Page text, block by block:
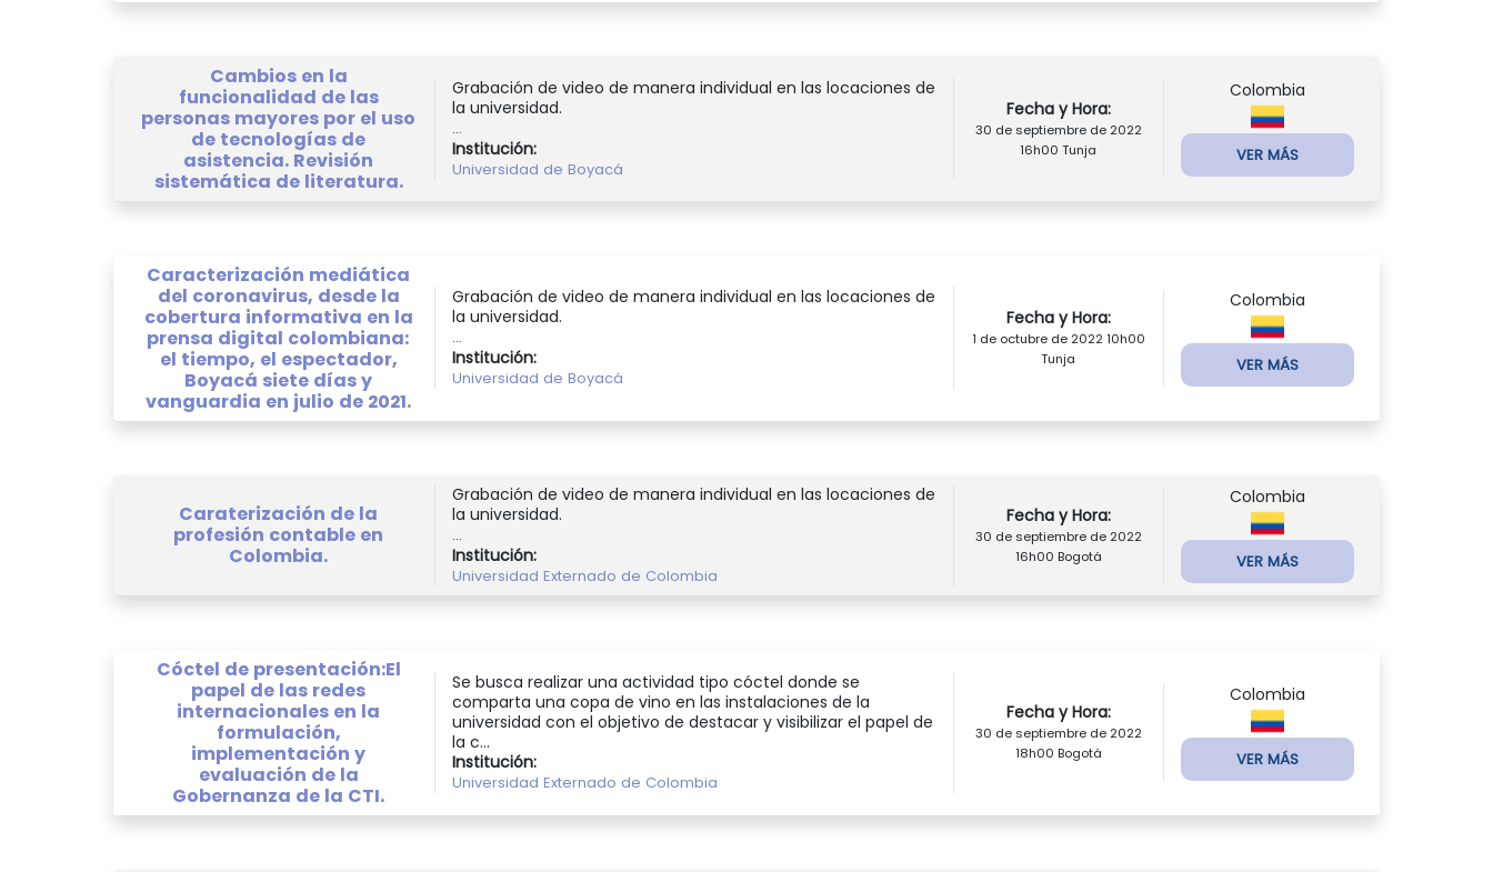
Cambios en la
funcionalidad de las
personas mayores por el uso
de tecnologías de
asistencia. Revisión
sistemática de literatura.
Grabación de video de manera individual en las locaciones de
la universidad.
...
Institución:
Universidad de Boyacá
Fecha y Hora:
30 de septiembre de 2022
16h00 Tunja
Colombia
VER MÁS
Caracterización mediática
del coronavirus, desde la
cobertura informativa en la
prensa digital colombiana:
el tiempo, el espectador,
Boyacá siete días y
vanguardia en julio de 2021.
Grabación de video de manera individual en las locaciones de
la universidad.
...
Institución:
Universidad de Boyacá
Fecha y Hora:
1 de octubre de 2022 10h00
Tunja
Colombia
VER MÁS
Caraterización de la
profesión contable en
Colombia.
Grabación de video de manera individual en las locaciones de
la universidad.
...
Institución:
Universidad Externado de Colombia
Fecha y Hora:
30 de septiembre de 2022
16h00 Bogotá
Colombia
VER MÁS
Cóctel de presentación:El
papel de las redes
internacionales en la
formulación,
implementación y
evaluación de la
Gobernanza de la CTI.
Se busca realizar una actividad tipo cóctel donde se
comparta una copa de vino en las instalaciones de la
universidad con el objetivo de destacar y visibilizar el papel de
la c...
Institución:
Universidad Externado de Colombia
Fecha y Hora:
30 de septiembre de 2022
18h00 Bogotá
Colombia
VER MÁS